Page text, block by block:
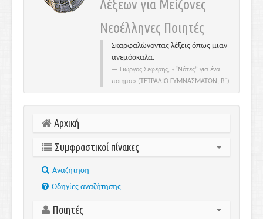
Λέξεων για Μείζονες
Νεοέλληνες Ποιητές
Σκαρφαλώνοντας λέξεις όπως μιαν
ανεμόσκαλα.
Γιώργος Σεφέρης, «“Νότες” για ένα
ποίημα» (ΤΕΤΡΑΔΙΟ ΓΥΜΝΑΣΜΑΤΩΝ, Β΄)
Αρχική
Συμφραστικοί πίνακες
Aναζήτηση
Οδηγίες αναζήτησης
Ποιητές